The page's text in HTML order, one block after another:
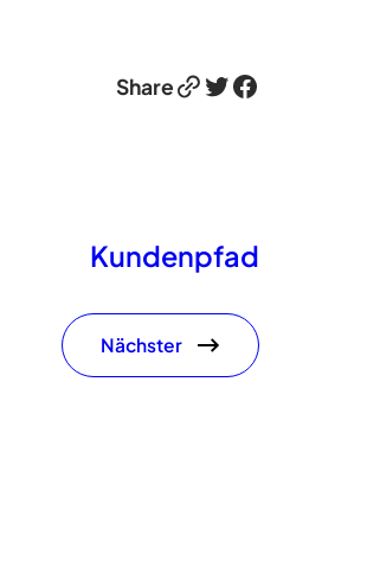
ShareLink Twitter Facebook
Kundenpfad
Nächster